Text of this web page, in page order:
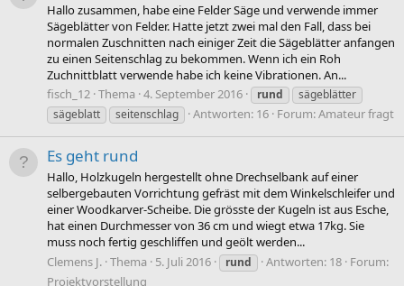
Hallo zusammen, habe eine Felder Säge und verwende immer
Sägeblätter von Felder. Hatte jetzt zwei mal den Fall, dass bei
normalen Zuschnitten nach einiger Zeit die Sägeblätter anfangen
zu einen Seitenschlag zu bekommen. Wenn ich ein Roh
Zuchnittblatt verwende habe ich keine Vibrationen. An...
fisch_12 Thema 4. September 2016 rund
sägeblätter
sägeblatt
seitenschlag Antworten: 16 Forum:Amateur fragt
Es geht rund
Hallo, Holzkugeln hergestellt ohne Drechselbank auf einer
selbergebauten Vorrichtung gefräst mit dem Winkelschleifer und
einer Woodkarver-Scheibe. Die grösste der Kugeln ist aus Esche,
hat einen Durchmesser von 36 cm und wiegt etwa 17kg. Sie
muss noch fertig geschliffen und geölt werden...
Clemens J. Thema 5. Juli 2016 rund Antworten: 18 Forum:
Projektvorstellung